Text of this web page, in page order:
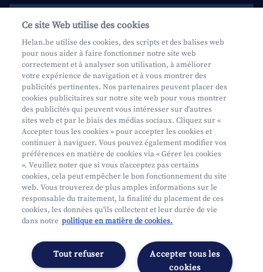
Contactez-nous
Aide et contact
Prendre rendez-vous
Où nous trouver
Mifid
Privacy
Juridische info
Segmentatie
Gérer les préférences
Ce site Web utilise des cookies
Helan.be utilise des cookies, des scripts et des balises web
pour nous aider à faire fonctionner notre site web
correctement et à analyser son utilisation, à améliorer
votre expérience de navigation et à vous montrer des
publicités pertinentes. Nos partenaires peuvent placer des
cookies publicitaires sur notre site web pour vous montrer
des publicités qui peuvent vous intéresser sur d'autres
sites web et par le biais des médias sociaux. Cliquez sur «
Accepter tous les cookies » pour accepter les cookies et
continuer à naviguer. Vous pouvez également modifier vos
préférences en matière de cookies via « Gérer les cookies
». Veuillez noter que si vous n'acceptez pas certains
cookies, cela peut empêcher le bon fonctionnement du site
web. Vous trouverez de plus amples informations sur le
responsable du traitement, la finalité du placement de ces
cookies, les données qu'ils collectent et leur durée de vie
dans notre politique en matière de cookies.
Accepter tous les
cookies
Tout refuser